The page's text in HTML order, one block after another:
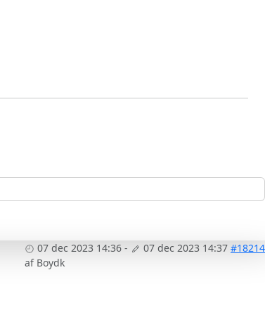
07 dec 2023 14:36 - 07 dec 2023 14:37 #18214
af Boydk